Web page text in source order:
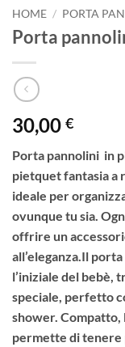
HOME / PORTA
Porta
30,00 €
Porta pannolini in
pietquet fantasia a
ideale per
ovunque tu sia.
offrire un
all’eleganza.Il
l’iniziale del bebè,
speciale, perfetto
shower.
permette di tenere